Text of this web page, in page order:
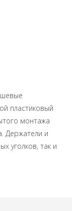
пластиковый
монтажа
Держатели и
уголков, так и